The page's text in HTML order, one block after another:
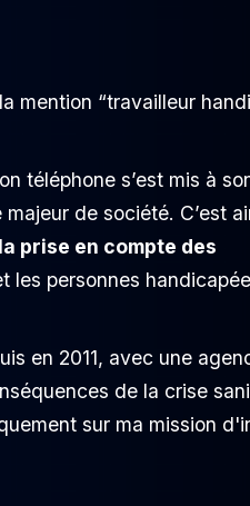
mention “travailleur
téléphone s’est mis à
de société. C’est
prise en compte des
les personnes
en 2011, avec une
de la crise
sur ma mission